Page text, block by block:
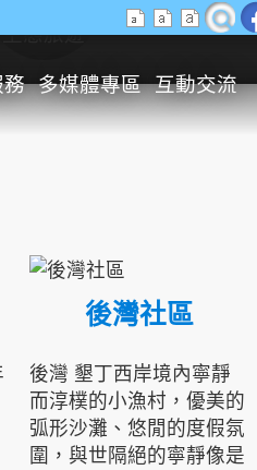
務 多媒體專區 互動交流
生態旅遊
後灣社區
後灣 墾丁西岸境內寧靜
而淳樸的小漁村，優美的
弧形沙灘、悠閒的度假氛
圍，與世隔絕的寧靜像是